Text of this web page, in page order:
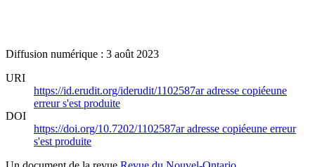
Diffusion numérique : 3 août 2023
URI
https://id.erudit.org/iderudit/1102587aradresse copiéeune
erreur s'est produite
DOI
https://doi.org/10.7202/1102587aradresse copiéeune erreur
s'est produite